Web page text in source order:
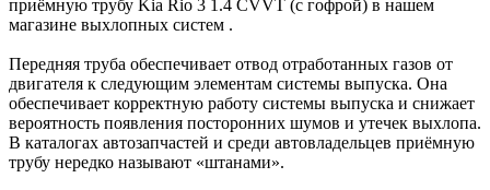
приёмную трубу Kia Rio 3 1.4 CVVT (с гофрой) в нашем
магазине выхлопных систем .
Передняя труба обеспечивает отвод отработанных газов от
двигателя к следующим элементам системы выпуска. Она
обеспечивает корректную работу системы выпуска и снижает
вероятность появления посторонних шумов и утечек выхлопа.
В каталогах автозапчастей и среди автовладельцев приёмную
трубу нередко называют «штанами».